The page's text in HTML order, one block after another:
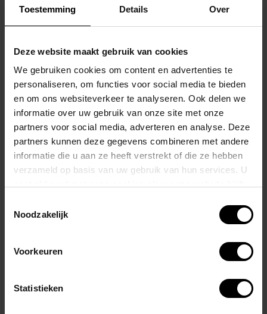
Toestemming Details Over
Deze website maakt gebruik van cookies
We gebruiken cookies om content en advertenties te
personaliseren, om functies voor social media te bieden
en om ons websiteverkeer te analyseren. Ook delen we
informatie over uw gebruik van onze site met onze
partners voor social media, adverteren en analyse. Deze
partners kunnen deze gegevens combineren met andere
informatie die u aan ze heeft verstrekt of die ze hebben
verzameld op basis van uw gebruik van hun services. U
Noodzakelijk
Voorkeuren
Statistieken
Met deze cockring van siliconen zullen jullie genieten van een
langdurige erectie waardoor je langer door kunt gaan.
stimuleert waardoor je optimaal zal genieten.
Eventueel kun je de bullet naar beneden dragen om jezelf heerlijk te
verwennen.
De bullet vibrator werkt op 3 x LR41 batterijen die je eenvoudig kunt
vervangen indien nodig.
Aan de zijkant van de bullet zit een makkelijk te bedienen aan en uit
Gerelateerde producten